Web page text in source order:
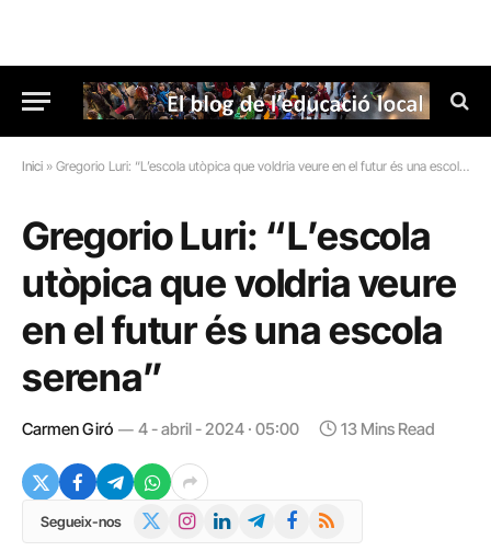
Inici » Gregorio Luri: “L’escola utòpica que voldria veure en el futur és una escola serena”
Gregorio Luri: “L’escola
utòpica que voldria veure
en el futur és una escola
serena”
Carmen Giró 4 - abril - 2024 · 05:00 13 Mins Read
Segueix-nos InstagramLinkedInTelegramFacebook
RSS